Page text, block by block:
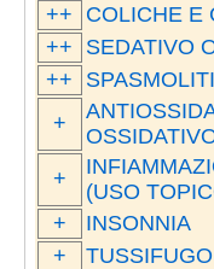
++
COLICHE E
++
SEDATIVO
++
+
+
(USO
+
INSONNIA
+